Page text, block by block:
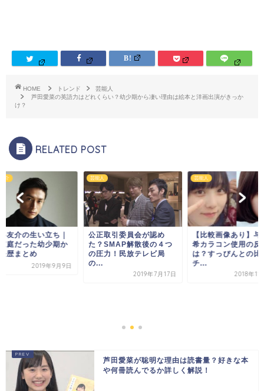
HOME トレンド
芸能人
芦田愛菜の英語力はどれくらい？幼少期から凄い理由は絵本と洋画出演がきっか
け？
RELATED POST
引委員会が認め
解散後の４つ
！民放テレビ局
芸能人
【比較画像あり】与田祐
希カラコン使用の反応
は？すっぴんとの比較を
チ...
2018年11月30日
伊勢谷友介
伊勢谷友介の生い立
芦田愛菜が聡明な理由は読書量？好きな本
や何冊読んでるか詳しく解説！